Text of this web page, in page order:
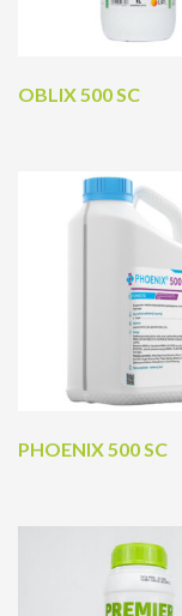
OBLIX 500 SC
PHOENIX 500 SC